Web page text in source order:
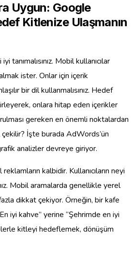
Uygun: Google
Kitlenize Ulaşmanın
tanımalısınız. Mobil kullanıcılar
ister. Onlar için içerik
bir dil kullanmalısınız. Hedef
onlara hitap eden içerikler
gereken en önemli noktalardan
çekilir? İşte burada AdWords’ün
analizler devreye giriyor.
kalbidir. Kullanıcıların neyi
Mobil aramalarda genellikle yerel
dikkat çekiyor. Örneğin, bir kafe
iyi kahve” yerine “Şehrimde en iyi
kitleyi hedeflemek, dönüşüm